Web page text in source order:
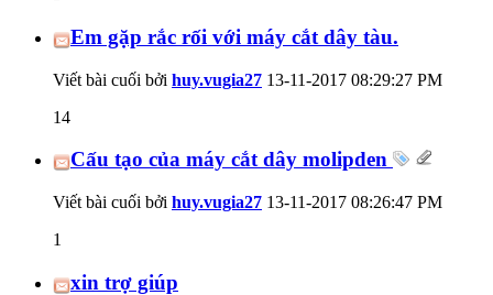
Em gặp rắc rối với máy cắt dây tàu.
Viết bài cuối bởi huy.vugia27 13-11-2017 08:29:27 PM
14
Cấu tạo của máy cắt dây molipden
Viết bài cuối bởi huy.vugia27 13-11-2017 08:26:47 PM
1
xin trợ giúp